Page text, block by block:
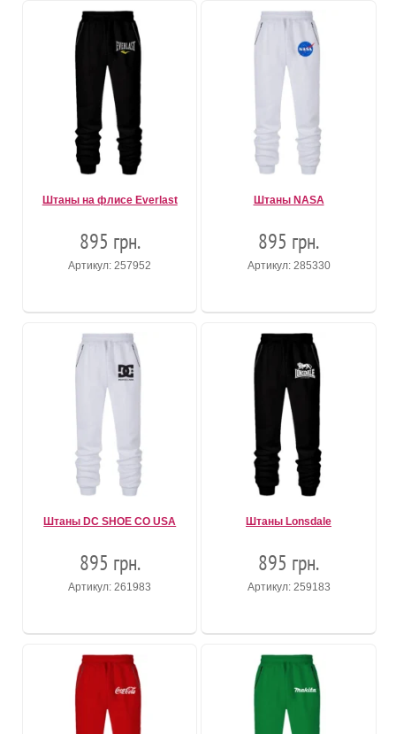
Штаны на флисе Everlast
895 грн.
Артикул: 257952
Штаны NASA
895 грн.
Артикул: 285330
Штаны DC SHOE CO USA
895 грн.
Артикул: 261983
Штаны Lonsdale
895 грн.
Артикул: 259183